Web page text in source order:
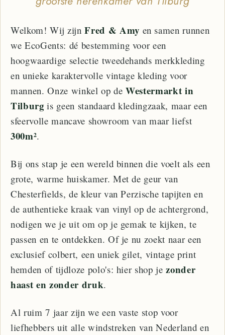
Welkom! Wij zijnFred & Amy en samen runnen
we EcoGents: dé bestemming voor een
hoogwaardige selectie tweedehands merkkleding
en unieke karaktervolle vintage kleding voor
mannen. Onze winkel op deWestermarkt in
Tilburgis geen standaard kledingzaak, maar een
sfeervolle mancave showroom van maar liefst
300m².
Bij ons stap je een wereld binnen die voelt als een
grote, warme huiskamer. Met de geur van
Chesterfields, de kleur van Perzische tapijten en
de authentieke kraak van vinyl op de achtergrond,
nodigen we je uit om op je gemak te kijken, te
passen en te ontdekken. Of je nu zoekt naar een
exclusief colbert, een uniek gilet, vintage print
hemden of tijdloze polo's: hier shop jezonder
haast en zonder druk.
Al ruim 7 jaar zijn we een vaste stop voor
liefhebbers uit alle windstreken van Nederland en